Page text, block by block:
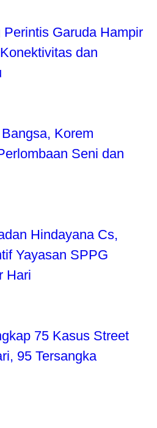
Garuda Hampir
dan
Korem
Seni dan
Hindayana Cs,
Yayasan SPPG
Hari
75 Kasus Street
95 Tersangka